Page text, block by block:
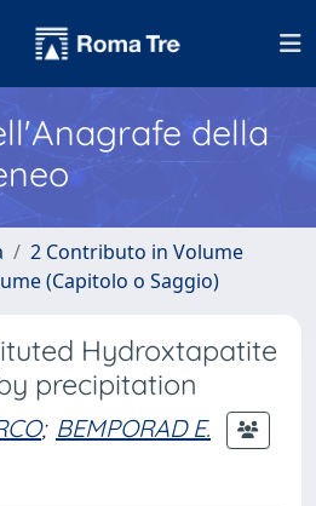
della
2 Contributo in Volume
(Capitolo o Saggio)
Hydroxtapatite
precipitation
; BEMPORAD E.